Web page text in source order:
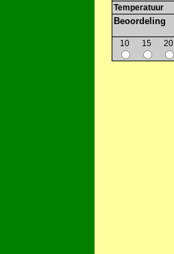
Temperatuur
Beoordeling
10 15 20